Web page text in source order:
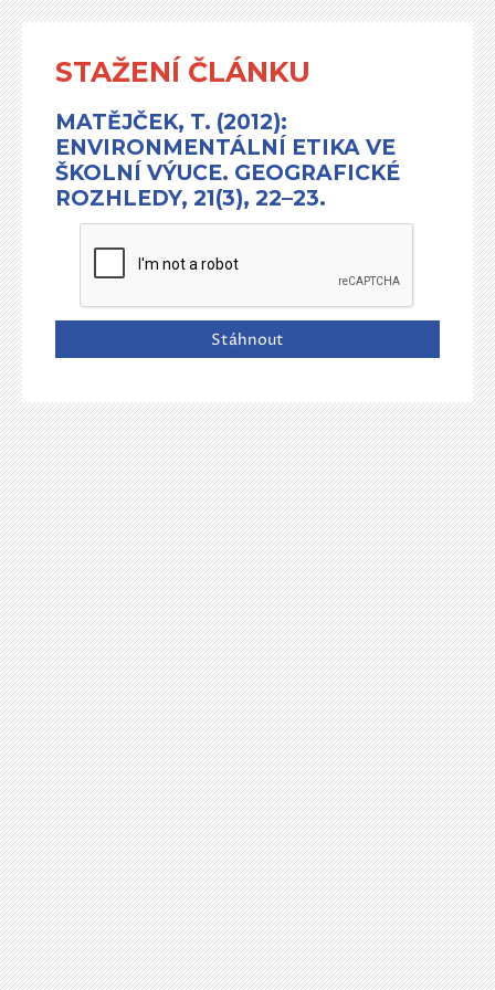
STAŽENÍ ČLÁNKU
MATĚJČEK, T. (2012):
ENVIRONMENTÁLNÍ ETIKA VE
ŠKOLNÍ VÝUCE. GEOGRAFICKÉ
ROZHLEDY, 21(3), 22–23.